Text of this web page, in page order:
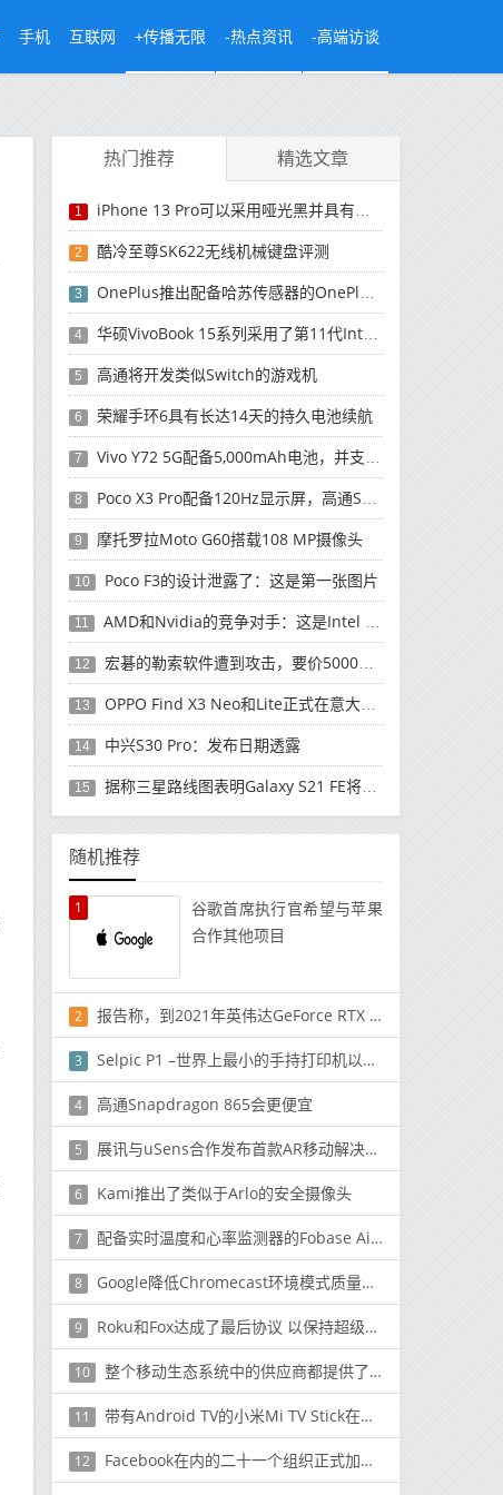
手机 互联网 +传播无限 -热点资讯 -高端访谈
热门推荐 精选文章
1 iPhone 13 Pro可以采用哑光黑并具有改进的人像模式
2 酷冷至尊SK622无线机械键盘评测
3 OnePlus推出配备哈苏传感器的OnePlus 9 Pro
4 华硕VivoBook 15系列采用了第11代Intel Core i7处理器
5 高通将开发类似Switch的游戏机
6 荣耀手环6具有长达14天的持久电池续航
7 Vivo Y72 5G配备5,000mAh电池，并支持18W充电
8 Poco X3 Pro配备120Hz显示屏，高通Snapdragon 860处理器
9 摩托罗拉Moto G60搭载108 MP摄像头
10 Poco F3的设计泄露了：这是第一张图片
11 AMD和Nvidia的竞争对手：这是Intel Xe HPG
12 宏碁的勒索软件遭到攻击，要价5000万美元
13 OPPO Find X3 Neo和Lite正式在意大利发售
14 中兴S30 Pro：发布日期透露
15 据称三星路线图表明Galaxy S21 FE将于8月发布
随机推荐
1
谷歌首席执行官希望与苹果
合作其他项目
2 报告称，到2021年英伟达GeForce RTX 30 GPU将供不应求
3 Selpic P1 –世界上最小的手持打印机以99美元的价格进入Indiegogo
4 高通Snapdragon 865会更便宜
5 展讯与uSens合作发布首款AR移动解决方案
6 Kami推出了类似于Arlo的安全摄像头
7 配备实时温度和心率监测器的Fobase Air Pro Smartwatch售价为29.99美元
8 Google降低Chromecast环境模式质量以压缩带宽
9 Roku和Fox达成了最后协议 以保持超级碗流媒体应用程序的正常运行
10 整个移动生态系统中的供应商都提供了适用于它们的解决方案
11 带有Android TV的小米Mi TV Stick在印度推出，价格为₹2,799（$ 37）
12 Facebook在内的二十一个组织正式加入了负责监管加密货币的天秤座协会